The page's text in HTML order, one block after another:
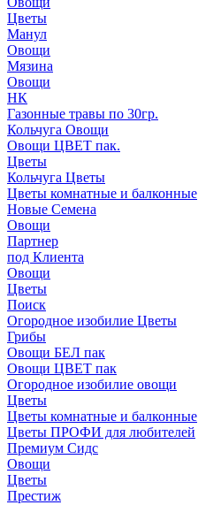
Цветы
Манул
Овощи
Мязина
Овощи
НК
Газонные травы по 30гр.
Кольчуга Овощи
Овощи ЦВЕТ пак.
Цветы
Кольчуга Цветы
Цветы комнатные и балконные
Новые Семена
Овощи
Партнер
под Клиента
Овощи
Цветы
Поиск
Огородное изобилие Цветы
Грибы
Овощи БЕЛ пак
Овощи ЦВЕТ пак
Огородное изобилие овощи
Цветы
Цветы комнатные и балконные
Цветы ПРОФИ для любителей
Премиум Сидс
Овощи
Цветы
Престиж